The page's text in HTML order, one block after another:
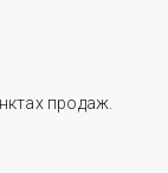
продаж.